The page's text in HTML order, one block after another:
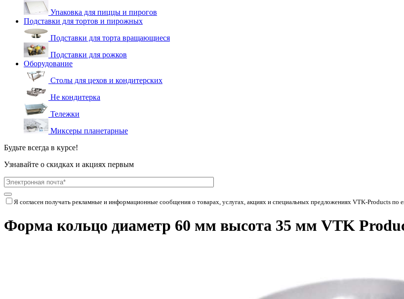
Упаковка для пиццы и пирогов
Подставки для тортов и пирожных
Подставки для торта вращающиеся
Подставки для рожков
Оборудование
Столы для цехов и кондитерских
Не кондитерка
Тележки
Миксеры планетарные
Будьте всегда в курсе!
Узнавайте о скидках и акциях первым
Я согласен получать рекламные и информационные сообщения о товарах, услугах, акциях и специальных предложениях VTK-Products по
Форма кольцо диаметр 60 мм высота 35 мм VTK